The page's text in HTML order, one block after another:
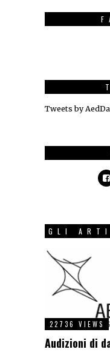
Tweets by
GLI
22736 VIEWS
Audizioni di